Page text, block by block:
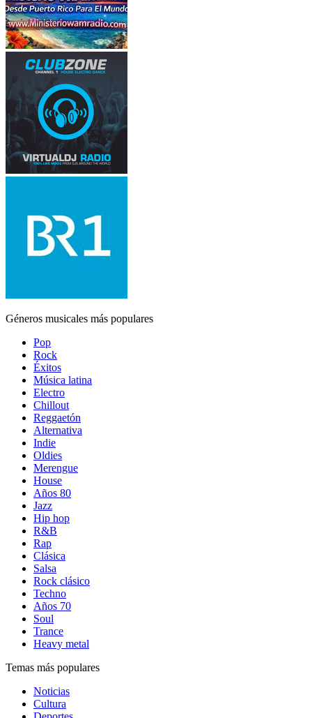
Géneros musicales más populares
Pop
Rock
Éxitos
Música latina
Electro
Chillout
Reggaetón
Alternativa
Indie
Oldies
Merengue
House
Años 80
Jazz
Hip hop
R&B
Rap
Clásica
Salsa
Rock clásico
Techno
Años 70
Soul
Trance
Heavy metal
Temas más populares
Noticias
Cultura